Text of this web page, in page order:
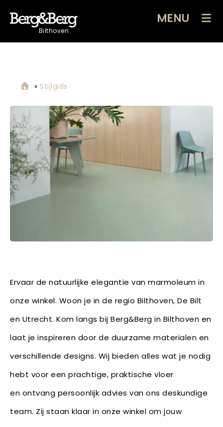
Bilthoven
MENU
» Stijlgids
Ervaar de natuurlijke elegantie van marmoleum in
onze winkel. Woon je in de regio Bilthoven, De Bilt
en Utrecht. Kom langs bij Berg&Berg in Bilthoven en
laat je inspireren door de duurzame materialen en
verschillende designs. Wij bieden alles wat je nodig
hebt voor een prachtige, praktische vloer
en ontvang persoonlijk advies van ons deskundige
team. Zij staan klaar in onze winkel om jouw